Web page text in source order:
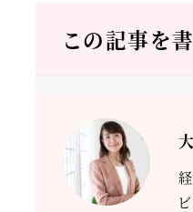
この記事を